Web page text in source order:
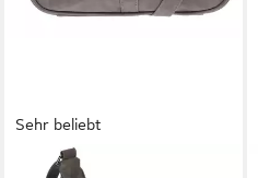
Sehr beliebt
CHRISTIAN WIPPERMANN